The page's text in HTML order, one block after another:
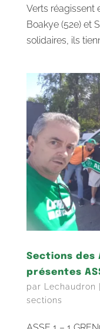
Verts réagissent
Boakye (52e) et
solidaires, ils
Sections des
présentes
par Lechaudron
sections